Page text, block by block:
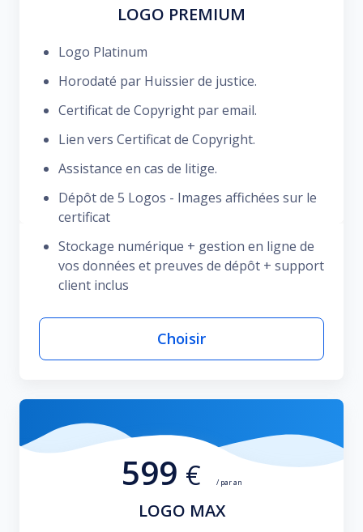
LOGO PREMIUM
Logo Platinum
Horodaté par Huissier de justice.
Certificat de Copyright par email.
Lien vers Certificat de Copyright.
Assistance en cas de litige.
Dépôt de 5 Logos - Images affichées sur le
certificat
Stockage numérique + gestion en ligne de
vos données et preuves de dépôt + support
client inclus
Choisir
599 € / par an
LOGO MAX